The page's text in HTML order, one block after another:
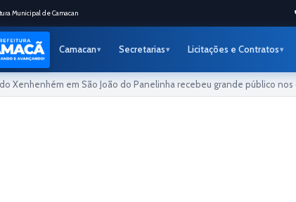
Municipal de Camacan
Camacan Secretarias Licitações e Contratos
do Xenhenhém em São João do Panelinha recebeu grande público